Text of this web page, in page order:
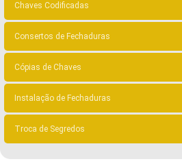
Chaves Codificadas
Consertos de Fechaduras
Cópias de Chaves
Instalação de Fechaduras
Troca de Segredos